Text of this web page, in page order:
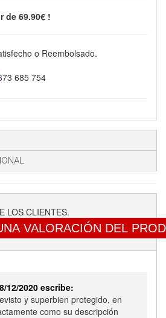
de 69.90€ !
o Reembolsado.
685 754
LOS CLIENTES.
VALORACIÓN DEL
12/2020 escribe:
y superbien protegido, en
como su descripción